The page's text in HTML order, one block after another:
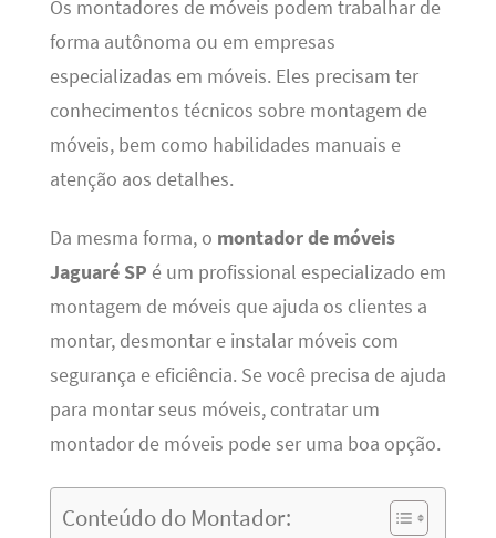
Os montadores de móveis podem trabalhar de
forma autônoma ou em empresas
especializadas em móveis. Eles precisam ter
conhecimentos técnicos sobre montagem de
móveis, bem como habilidades manuais e
atenção aos detalhes.
Da mesma forma, o montador de móveis
Jaguaré SP é um profissional especializado em
montagem de móveis que ajuda os clientes a
montar, desmontar e instalar móveis com
segurança e eficiência. Se você precisa de ajuda
para montar seus móveis, contratar um
montador de móveis pode ser uma boa opção.
Conteúdo do Montador: